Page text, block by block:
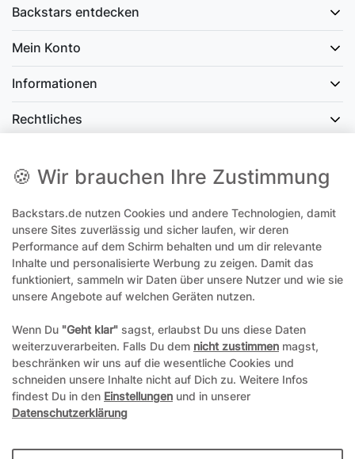
Backstars entdecken
Mein Konto
Informationen
Rechtliches
office@backstars.de
Wir antworten Ihnen schnellstmöglich. An Sonn- und Feiertagen kann
es evtl. zu Verzögerungen kommen.
07306 306239¹
Freitags am besten zwischen 8-12 Uhr
¹Telefonieren zum üblichen Ortstarif. Verbindugsgebühren für Anrufe
aus dem Mobilfunknetz können ggf. abweichen.
*Alle Preise inkl. gesetzl. Mehrwertsteuer und ggf. zzgl.
🍪 Wir brauchen Ihre Zustimmung
Backstars.de nutzen Cookies und andere Technologien, damit
unsere Sites zuverlässig und sicher laufen, wir deren
Performance auf dem Schirm behalten und um dir relevante
Inhalte und personalisierte Werbung zu zeigen. Damit das
funktioniert, sammeln wir Daten über unsere Nutzer und wie sie
unsere Angebote auf welchen Geräten nutzen.
Wenn Du "Geht klar" sagst, erlaubst Du uns diese Daten
weiterzuverarbeiten. Falls Du dem nicht zustimmen magst,
beschränken wir uns auf die wesentliche Cookies und
schneiden unsere Inhalte nicht auf Dich zu. Weitere Infos
findest Du in den Einstellungen und in unserer
Datenschutzerklärung